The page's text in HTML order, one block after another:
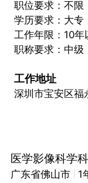
职位要求：不限
学历要求：大专
工作年限：10年
职称要求：中级
工作地址
深圳市宝安区福
医学影像科学
广东省佛山市 1